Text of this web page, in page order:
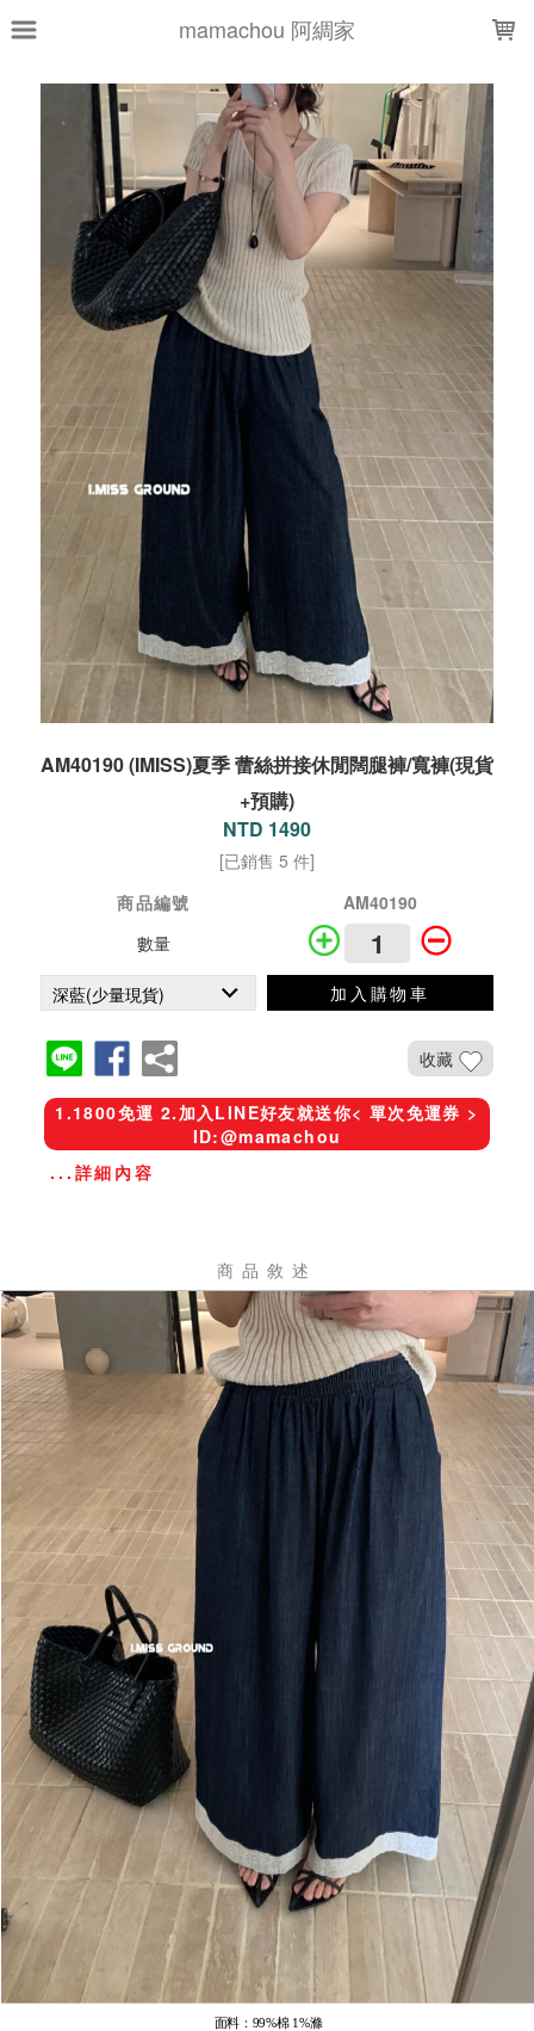
mamachou 阿綢家
AM40190 (IMISS)夏季 蕾絲拼接休閒闊腿褲/寬褲(現貨
+預購)
NTD 1490
[已銷售 5 件]
商品編號
AM40190
數量
加入購物車
收藏
1.1800免運 2.加入LINE好友就送你< 單次免運券 >
ID:@mamachou
...詳細內容
商品敘述